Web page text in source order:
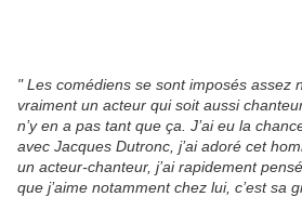
" Les comédiens se sont imposés assez
vraiment un acteur qui soit aussi
n’y en a pas tant que ça. J’ai eu la
avec Jacques Dutronc, j’ai adoré cet
un acteur-chanteur, j’ai rapidement
que j’aime notamment chez lui, c’est sa